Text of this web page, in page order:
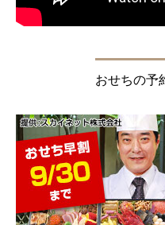
おせちの予